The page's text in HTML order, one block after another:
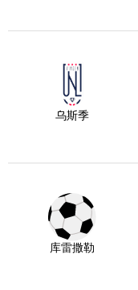
乌斯季
库雷撒勒